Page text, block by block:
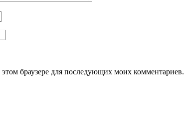
браузере для последующих моих комментариев.